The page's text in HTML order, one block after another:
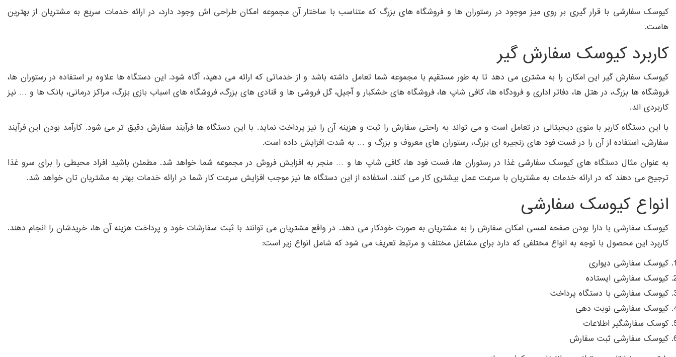
کیوسک سفارشی با قرار گیری بر روی میز موجود در رستوران ها و فروشگاه های بزرگ که متناسب با ساختار آن مجموعه امکان طراحی اش وجود دارد، در ارائه خدمات سریع به مشتریان از بهترین
هاست.
کاربرد کیوسک سفارش گیر
کیوسک سفارش گیر این امکان را به مشتری می دهد تا به طور مستقیم با مجموعه شما تعامل داشته باشد و از خدماتی که ارائه می دهید، آگاه شود. این دستگاه ها علاوه بر استفاده در رستوران ها،
فروشگاه ها بزرگ، در هتل ها، دفاتر اداری و فرودگاه ها، کافی شاپ ها، فروشگاه‌ های خشکبار و آجیل، گل فروشی ها و قنادی های بزرگ، فروشگاه های اسباب بازی بزرگ، مراکز درمانی، بانک‌ ها و … نیز
کاربردی اند.
با این دستگاه کاربر با منوی دیجیتالی در تعامل است و می تواند به راحتی سفارش را ثبت و هزینه آن را نیز پرداخت نماید. با این دستگاه ها فرآیند سفارش دقیق تر می شود. کارآمد بودن این فرآیند
سفارش، استفاده از آن را در فست فود های زنجیره ای بزرگ، رستوران های معروف و بزرگ و … به شدت افزایش داده است.
به عنوان مثال دستگاه های کیوسک سفارشی غذا در رستوران ها، فست فود ها، کافی شاپ ها و … منجر به افزایش فروش در مجموعه شما خواهد شد. مطمئن باشید افراد محیطی را برای سرو غذا
ترجیح می دهند که در ارائه خدمات به مشتریان با سرعت عمل بیشتری کار می کنند. استفاده از این دستگاه ها نیز موجب افزایش سرعت کار شما در ارائه خدمات بهتر به مشتریان تان خواهد شد.
انواع کیوسک سفارشی
کیوسک سفارشی با دارا بودن صفحه لمسی امکان سفارش را به مشتریان به صورت خودکار می دهد. در واقع مشتریان می توانند با ثبت سفارشات خود و پرداخت هزینه آن ها، خریدشان را انجام دهند.
کاربرد این محصول با توجه به انواع مختلفی که دارد برای مشاغل مختلف و مرتبط تعریف می شود که شامل انواع زیر است:
کیوسک سفارشی دیواری
کیوسک سفارشی ایستاده
کیوسک سفارشی با دستگاه پرداخت
کیوسک سفارشی نوبت دهی
کوسک سفارشگیر اطلاعات
کیوسک سفارشی ثبت سفارش